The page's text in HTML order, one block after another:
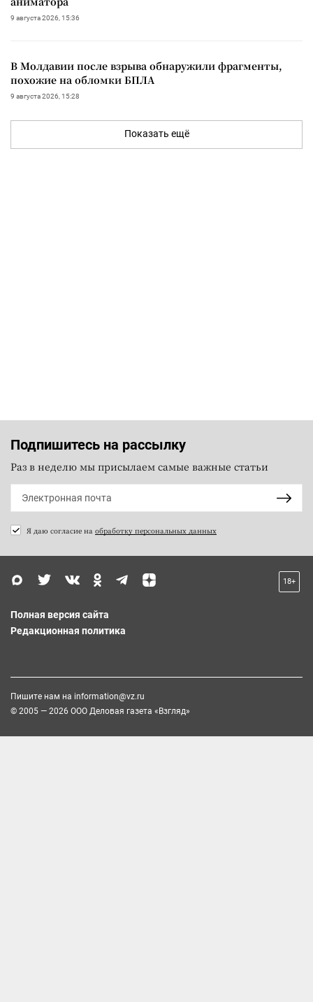
9 августа 2026, 15:36
В Молдавии после взрыва обнаружили фрагменты,
похожие на обломки БПЛА
9 августа 2026, 15:28
Показать ещё
Подпишитесь на рассылку
Раз в неделю мы присылаем самые важные статьи
Я даю согласие на обработку персональных данных
18+
Полная версия сайта
Редакционная политика
Пишите нам на information@vz.ru
© 2005 — 2026 ООО Деловая газета «Взгляд»